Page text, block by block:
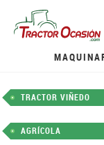
TRACTOR VIÑEDO
AGRÍCOLA